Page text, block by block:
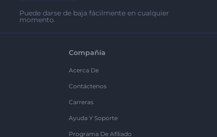
Puede darse de baja fácilmente en cualquier
momento.
Compañía
Acerca De
Contáctenos
Carreras
Ayuda Y Soporte
Programa De Afiliado